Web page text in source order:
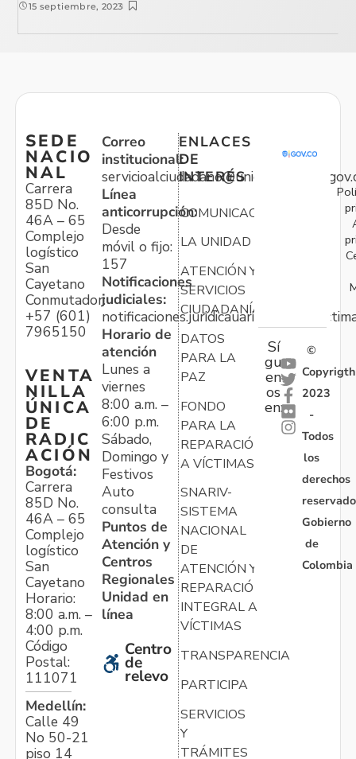
15 septiembre, 2023
SEDE
NACIO
NAL
Carrera
85D No.
46A – 65
Complejo
logístico
San
Cayetano
Conmutador:
+57 (601)
7965150
VENTA
NILLA
ÚNICA
DE
RADIC
ACIÓN
Bogotá:
Carrera
85D No.
46A – 65
Complejo
logístico
San
Cayetano
Horario:
8:00 a.m. –
4:00 p.m.
Código
Postal:
111071
Medellín:
Calle 49
No 50-21
piso 14
Correo
institucional:
Línea
anticorrupción:
Desde
móvil o fijo:
157
Notificaciones
judiciales:
Horario de
atención
Lunes a
viernes
8:00 a.m. –
6:00 p.m.
Sábado,
Domingo y
Festivos
Auto
consulta
Puntos de
Atención y
Centros
Regionales
Unidad en
línea
Centro
de
relevo
ENLACES
DE
INTERÉS
COMUNICACIONES
LA UNIDAD
ATENCIÓN Y
SERVICIOS
CIUDADANÍA
DATOS
PARA LA
PAZ
FONDO
PARA LA
REPARACIÓN
A VÍCTIMAS
SNARIV-
SISTEMA
NACIONAL
DE
ATENCIÓN Y
REPARACIÓN
INTEGRAL A
VÍCTIMAS
TRANSPARENCIA
PARTICIPA
SERVICIOS
Y
TRÁMITES
Sí
gu
en
os
en:
©
Copyrigth
2023
-
Todos
los
derechos
Gobierno
de
Colombia